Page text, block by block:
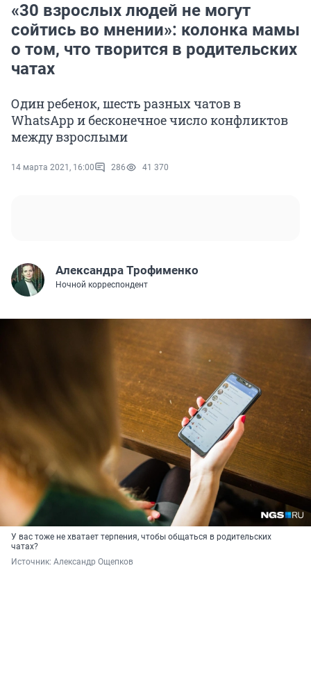
«30 взрослых людей не могут
сойтись во мнении»: колонка мамы
о том, что творится в родительских
чатах
Один ребенок, шесть разных чатов в
WhatsApp и бесконечное число конфликтов
между взрослыми
14 марта 2021, 16:00 286 41 370
Александра Трофименко
Ночной корреспондент
У вас тоже не хватает терпения, чтобы общаться в родительских
чатах?
Источник: Александр Ощепков